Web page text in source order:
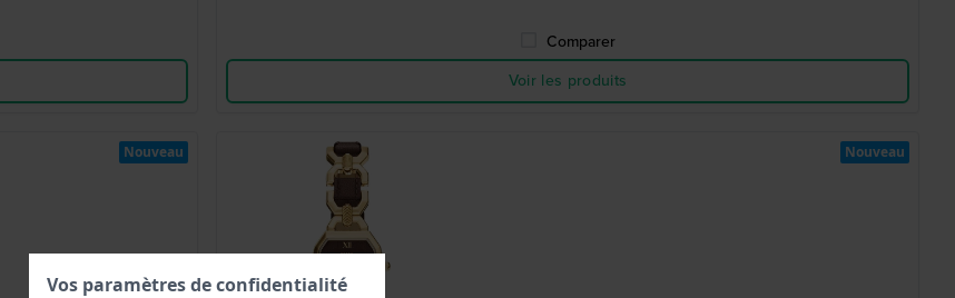
Comparer
Voir les produits
Nouveau Nouveau
Vos paramètres de confidentialité